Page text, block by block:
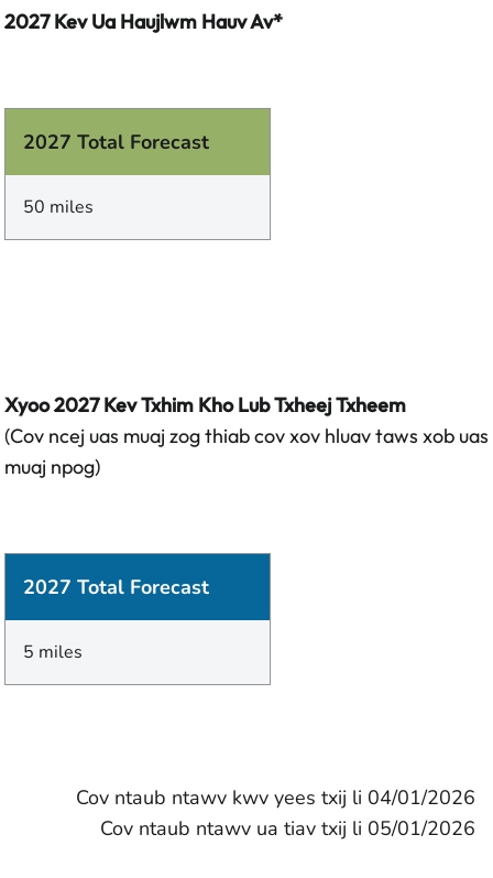
2027 Kev Ua Haujlwm Hauv Av*
2027 Total Forecast
50 miles
Xyoo 2027 Kev Txhim Kho Lub Txheej Txheem
(Cov ncej uas muaj zog thiab cov xov hluav taws xob uas
muaj npog)
2027 Total Forecast
5 miles
Cov ntaub ntawv kwv yees txij li 04/01/2026
Cov ntaub ntawv ua tiav txij li 05/01/2026